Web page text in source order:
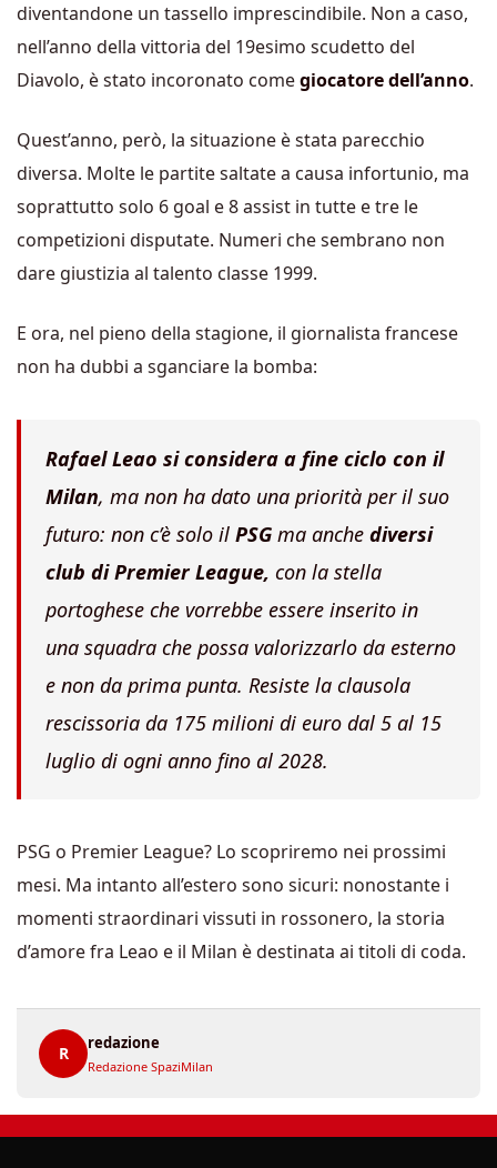
diventandone un tassello imprescindibile. Non a caso,
nell’anno della vittoria del 19esimo scudetto del
Diavolo, è stato incoronato comegiocatore dell’anno.
Quest’anno, però, la situazione è stata parecchio
diversa. Molte le partite saltate a causa infortunio, ma
soprattutto solo 6 goal e 8 assist in tutte e tre le
competizioni disputate. Numeri che sembrano non
dare giustizia al talento classe 1999.
E ora, nel pieno della stagione, il giornalista francese
non ha dubbi a sganciare la bomba:
Rafael Leao si considera a fine ciclo con il
Milan, ma non ha dato una priorità per il suo
futuro: non c’è solo il PSG ma anche diversi
club di Premier League, con la stella
portoghese che vorrebbe essere inserito in
una squadra che possa valorizzarlo da esterno
e non da prima punta. Resiste la clausola
rescissoria da 175 milioni di euro dal 5 al 15
luglio di ogni anno fino al 2028.
PSG o Premier League? Lo scopriremo nei prossimi
mesi. Ma intanto all’estero sono sicuri: nonostante i
momenti straordinari vissuti in rossonero, la storia
d’amore fra Leao e il Milan è destinata ai titoli di coda.
R
redazione
Redazione SpaziMilan